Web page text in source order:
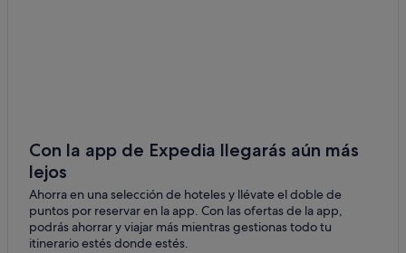
Indian Springs hoteles
Pahrump hoteles
Centennial Hills hoteles
Goodsprings hoteles
Con la app de Expedia llegarás aún más
lejos
Ahorra en una selección de hoteles y llévate el doble de
puntos por reservar en la app. Con las ofertas de la app,
podrás ahorrar y viajar más mientras gestionas todo tu
itinerario estés donde estés.